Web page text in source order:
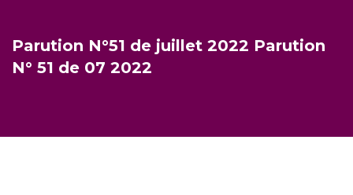
Parution N°51 de juillet 2022 Parution
N° 51 de 07 2022